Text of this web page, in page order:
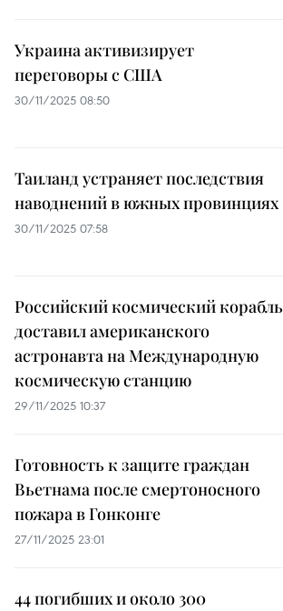
Украина активизирует
переговоры с США
30/11/2025 08:50
Таиланд устраняет последствия
наводнений в южных провинциях
30/11/2025 07:58
Российский космический корабль
доставил американского
астронавта на Международную
космическую станцию
29/11/2025 10:37
Готовность к защите граждан
Вьетнама после смертоносного
пожара в Гонконге
27/11/2025 23:01
44 погибших и около 300